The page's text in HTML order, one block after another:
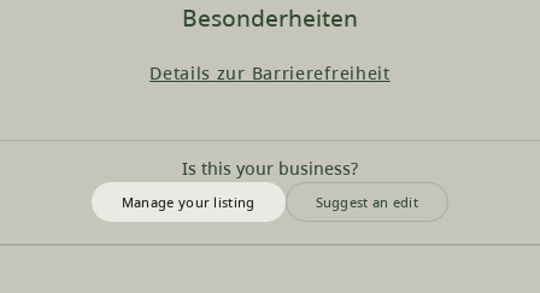
Besonderheiten
Details zur Barrierefreiheit
Is this your business?
Manage your listing Suggest an edit